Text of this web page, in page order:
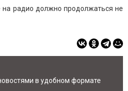
на радио должно продолжаться не
в удобном формате